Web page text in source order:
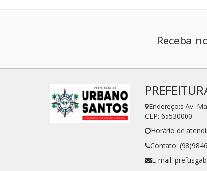
Receba
Endereço:s Av.
CEP: 65530000
Horário de
Contato:
E-mail: